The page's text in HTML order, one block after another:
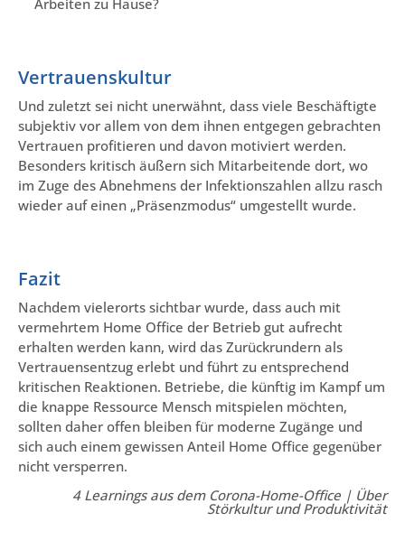
Arbeiten zu Hause?
Vertrauenskultur
Und zuletzt sei nicht unerwähnt, dass viele Beschäftigte
subjektiv vor allem von dem ihnen entgegen gebrachten
Vertrauen profitieren und davon motiviert werden.
Besonders kritisch äußern sich Mitarbeitende dort, wo
im Zuge des Abnehmens der Infektionszahlen allzu rasch
wieder auf einen „Präsenzmodus“ umgestellt wurde.
Fazit
Nachdem vielerorts sichtbar wurde, dass auch mit
vermehrtem Home Office der Betrieb gut aufrecht
erhalten werden kann, wird das Zurückrundern als
Vertrauensentzug erlebt und führt zu entsprechend
kritischen Reaktionen. Betriebe, die künftig im Kampf um
die knappe Ressource Mensch mitspielen möchten,
sollten daher offen bleiben für moderne Zugänge und
sich auch einem gewissen Anteil Home Office gegenüber
nicht versperren.
4 Learnings aus dem Corona-Home-Office | Über
Störkultur und Produktivität